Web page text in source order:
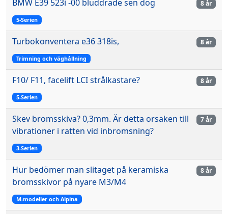
BMW E39 523i -00 bluddrade sen dog
5-Serien
8 år
Turbokonventera e36 318is,
Trimning och väghållning
8 år
F10/ F11, facelift LCI strålkastare?
5-Serien
8 år
Skev bromsskiva? 0,3mm. Är detta orsaken till
vibrationer i ratten vid inbromsning?
3-Serien
7 år
Hur bedömer man slitaget på keramiska
bromsskivor på nyare M3/M4
M-modeller och Alpina
8 år